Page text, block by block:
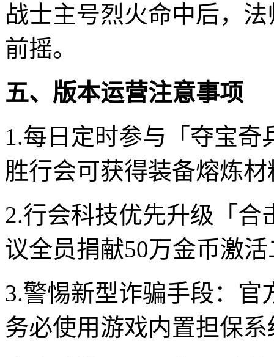
战士主号烈火命中后，
前摇。
五、版本运营注意事项
1.每日定时参与「夺宝奇
胜行会可获得装备熔炼材
2.行会科技优先升级「
议全员捐献50万金币激
3.警惕新型诈骗手段：
务必使用游戏内置担保系